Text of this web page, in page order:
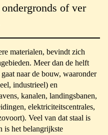
of ver
materialen, bevindt zich
Meer dan de helft
naar de bouw, waaronder
industrieel) en
kanalen, landingsbanen,
elektriciteitscentrales,
Veel van dat staal is
is het belangrijkste